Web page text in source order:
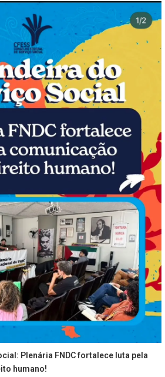
Plenária FNDC fortalece luta pela
humano!